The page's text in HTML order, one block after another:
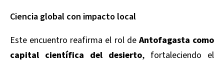
Ciencia global con impacto local
Este encuentro reafirma el rol de Antofagasta como
capital científica del desierto, fortaleciendo el